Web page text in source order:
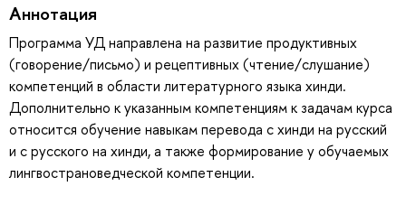
Аннотация
Программа УД направлена на развитие продуктивных
(говорение/письмо) и рецептивных (чтение/слушание)
компетенций в области литературного языка хинди.
Дополнительно к указанным компетенциям к задачам курса
относится обучение навыкам перевода с хинди на русский
и с русского на хинди, а также формирование у обучаемых
лингвострановедческой компетенции.